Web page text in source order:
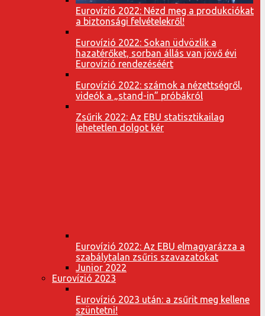
Eurovízió 2022: Nézd meg a produkciókat
a biztonsági felvételekről!
Eurovízió 2022: Sokan üdvözlik a
hazatérőket, sorban állás van jövő évi
Eurovízió rendezéséért
Eurovízió 2022: számok a nézettségről,
videók a „stand-in” próbákról
Zsűrik 2022: Az EBU statisztikailag
lehetetlen dolgot kér
Eurovízió 2022: Az EBU elmagyarázza a
szabálytalan zsűris szavazatokat
Junior 2022
Eurovízió 2023
Eurovízió 2023 után: a zsűrit meg kellene
szüntetni!